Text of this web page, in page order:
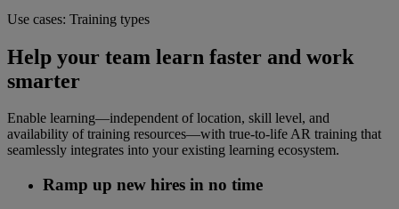
Use cases: Training types
Help your team learn faster and work
smarter
Enable learning—independent of location, skill level, and
availability of training resources—with true-to-life AR training that
seamlessly integrates into your existing learning ecosystem.
Ramp up new hires in no time